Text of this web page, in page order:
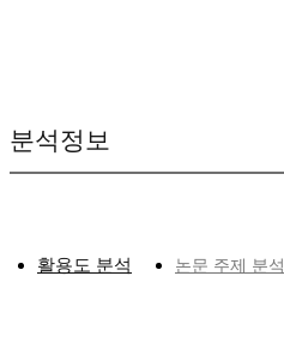
분석정보
활용도 분석 논문 주제 분석